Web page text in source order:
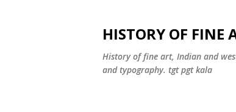
HISTORY OF FINE
History of fine art, Indian and
and typography. tgt pgt kala